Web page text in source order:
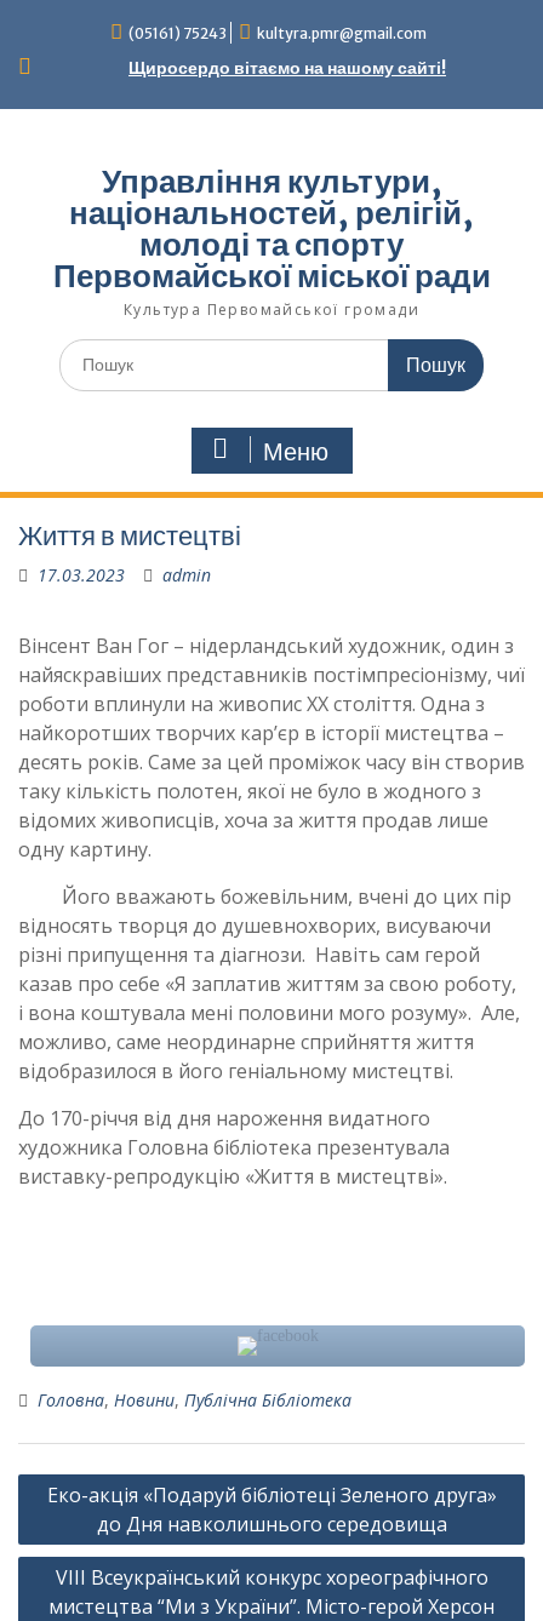
вмісту
(05161) 75243 kultyra.pmr@gmail.com
Щиросердо вітаємо на нашому сайті!
Управління культури,
національностей, релігій,
молоді та спорту
Первомайської міської ради
Культура Первомайcької громади
Шукати:
Меню
Життя в мистецтві
17.03.2023 admin
Вінсент Ван Гог – нідерландський художник, один з
найяскравіших представників постімпресіонізму, чиї
роботи вплинули на живопис XX століття. Одна з
найкоротших творчих кар’єр в історії мистецтва –
десять років. Саме за цей проміжок часу він створив
таку кількість полотен, якої не було в жодного з
відомих живописців, хоча за життя продав лише
одну картину.
Його вважають божевільним, вчені до цих пір
відносять творця до душевнохворих, висуваючи
різні припущення та діагнози. Навіть сам герой
казав про себе «Я заплатив життям за свою роботу,
і вона коштувала мені половини мого розуму». Але,
можливо, саме неординарне сприйняття життя
відобразилося в його геніальному мистецтві.
До 170-річчя від дня нароження видатного
художника Головна бібліотека презентувала
виставку-репродукцію «Життя в мистецтві».
Головна, Новини, Публічна Бібліотека
Навігація
Еко-акція «Подаруй бібліотеці Зеленого друга»
до Дня навколишнього середовища
VIII Всеукраїнський конкурс хореографічного
мистецтва “Ми з України”. Місто-герой Херсон